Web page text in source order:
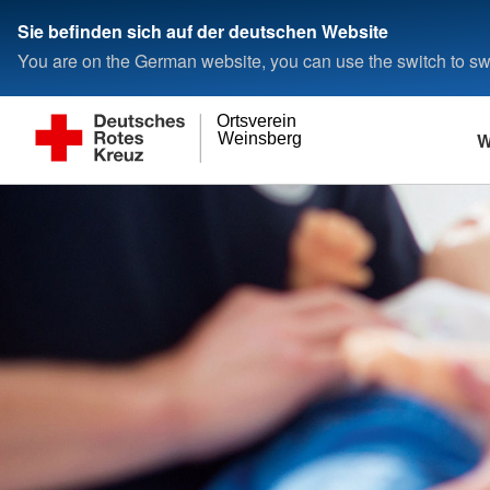
Sie befinden sich auf der deutschen Website
You are on the German website, you can use the switch to
Weinsberg
Ortsverein